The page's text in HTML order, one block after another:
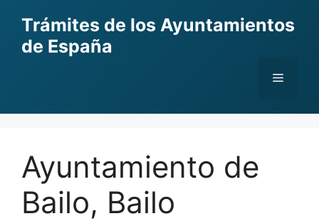
content
Trámites de los Ayuntamientos
de España
Menu
Ayuntamiento de
Bailo, Bailo